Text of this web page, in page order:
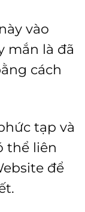
vào
mắn là đã
cách
tạp và
thể liên
để